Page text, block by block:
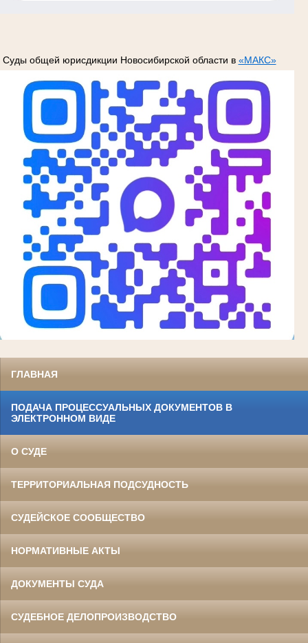
Суды общей юрисдикции Новосибирской области в «МАКС»
ГЛАВНАЯ
ПОДАЧА ПРОЦЕССУАЛЬНЫХ ДОКУМЕНТОВ В
ЭЛЕКТРОННОМ ВИДЕ
О СУДЕ
ТЕРРИТОРИАЛЬНАЯ ПОДСУДНОСТЬ
СУДЕЙСКОЕ СООБЩЕСТВО
НОРМАТИВНЫЕ АКТЫ
ДОКУМЕНТЫ СУДА
СУДЕБНОЕ ДЕЛОПРОИЗВОДСТВО